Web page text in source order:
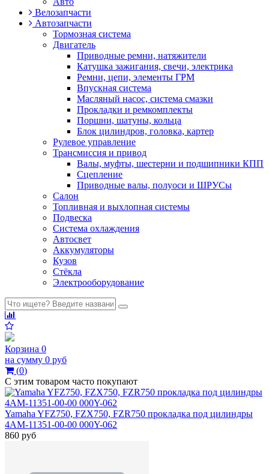
Велозапчасти
Автозапчасти
Тормозная система
Двигатель
Приводные ремни, натяжители
Катушка зажигания, свечи, электрика
Ремни, цепи, элементы ГРМ
Впускная система
Масляный насос, система смазки
Прокладки и ремкомплекты
Поршни, шатуны, кольца
Блок цилиндров, головка, картер
Рулевое управление
Трансмиссия и привод
Валы, муфты, шестерни и подшипники КПП
Сцепление
Приводные валы, полуоси и ШРУСы
Салон
Топливная и выхлопная системы
Подвеска
Система охлаждения
Автосвет
Аккумуляторы
Кузов
Стёкла
Электрооборудование
Корзина 0
на сумму 0 руб
(0)
С этим товаром часто покупают
Yamaha YFZ750, FZX750, FZR750 прокладка под цилиндры
4AM-11351-00-00 000Y-062
860 руб